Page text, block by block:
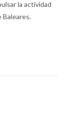
la actividad
Baleares.